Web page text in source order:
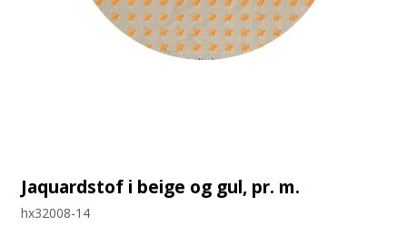
Jaquardstof i beige og gul, pr. m.
hx32008-14